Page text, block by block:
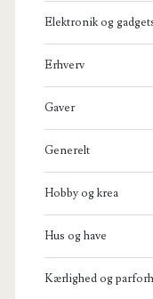
Elektronik og
Erhverv
Gaver
Generelt
Hobby og krea
Hus og have
Kærlighed og